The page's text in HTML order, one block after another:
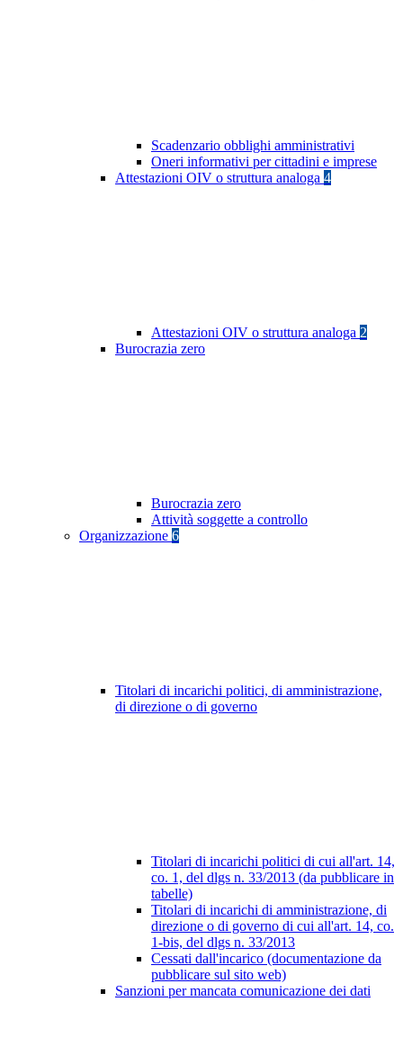
Scadenzario obblighi amministrativi
Oneri informativi per cittadini e imprese
Attestazioni OIV o struttura analoga 4
Attestazioni OIV o struttura analoga 2
Burocrazia zero
Burocrazia zero
Attività soggette a controllo
Organizzazione 6
Titolari di incarichi politici, di amministrazione,
di direzione o di governo
Titolari di incarichi politici di cui all'art. 14,
co. 1, del dlgs n. 33/2013 (da pubblicare in
tabelle)
Titolari di incarichi di amministrazione, di
direzione o di governo di cui all'art. 14, co.
1-bis, del dlgs n. 33/2013
Cessati dall'incarico (documentazione da
pubblicare sul sito web)
Sanzioni per mancata comunicazione dei dati